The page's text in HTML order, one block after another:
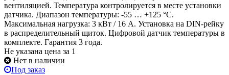
вентиляцией. Температура контролируется в месте установки
датчика. Диапазон температуры: -55 … +125 °С.
Максимальная нагрузка: 3 кВт / 16 А. Установка на DIN-рейку
в распределительный щиток. Цифровой датчик температуры в
комплекте. Гарантия 3 года.
Не указана цена за 1
Нет в наличии
Под заказ